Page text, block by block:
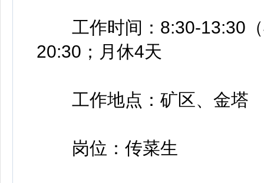
工作时间：8:30-13:30（
20:30；月休4天
工作地点：矿区、金塔
岗位：传菜生